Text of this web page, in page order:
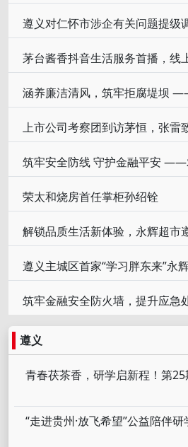
遵义对仁怀市涉企有关问题提级
上市公司考察团到访茅恒，张雷
荣太和烧房首任掌柜孙绍铨
遵义